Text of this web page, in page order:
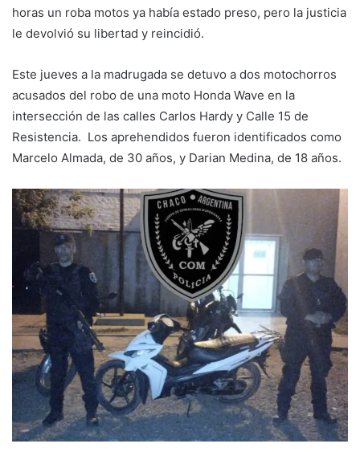
horas un roba motos ya había estado preso, pero la justicia
le devolvió su libertad y reincidió.
Este jueves a la madrugada se detuvo a dos motochorros
acusados del robo de una moto Honda Wave en la
intersección de las calles Carlos Hardy y Calle 15 de
Resistencia. Los aprehendidos fueron identificados como
Marcelo Almada, de 30 años, y Darian Medina, de 18 años.